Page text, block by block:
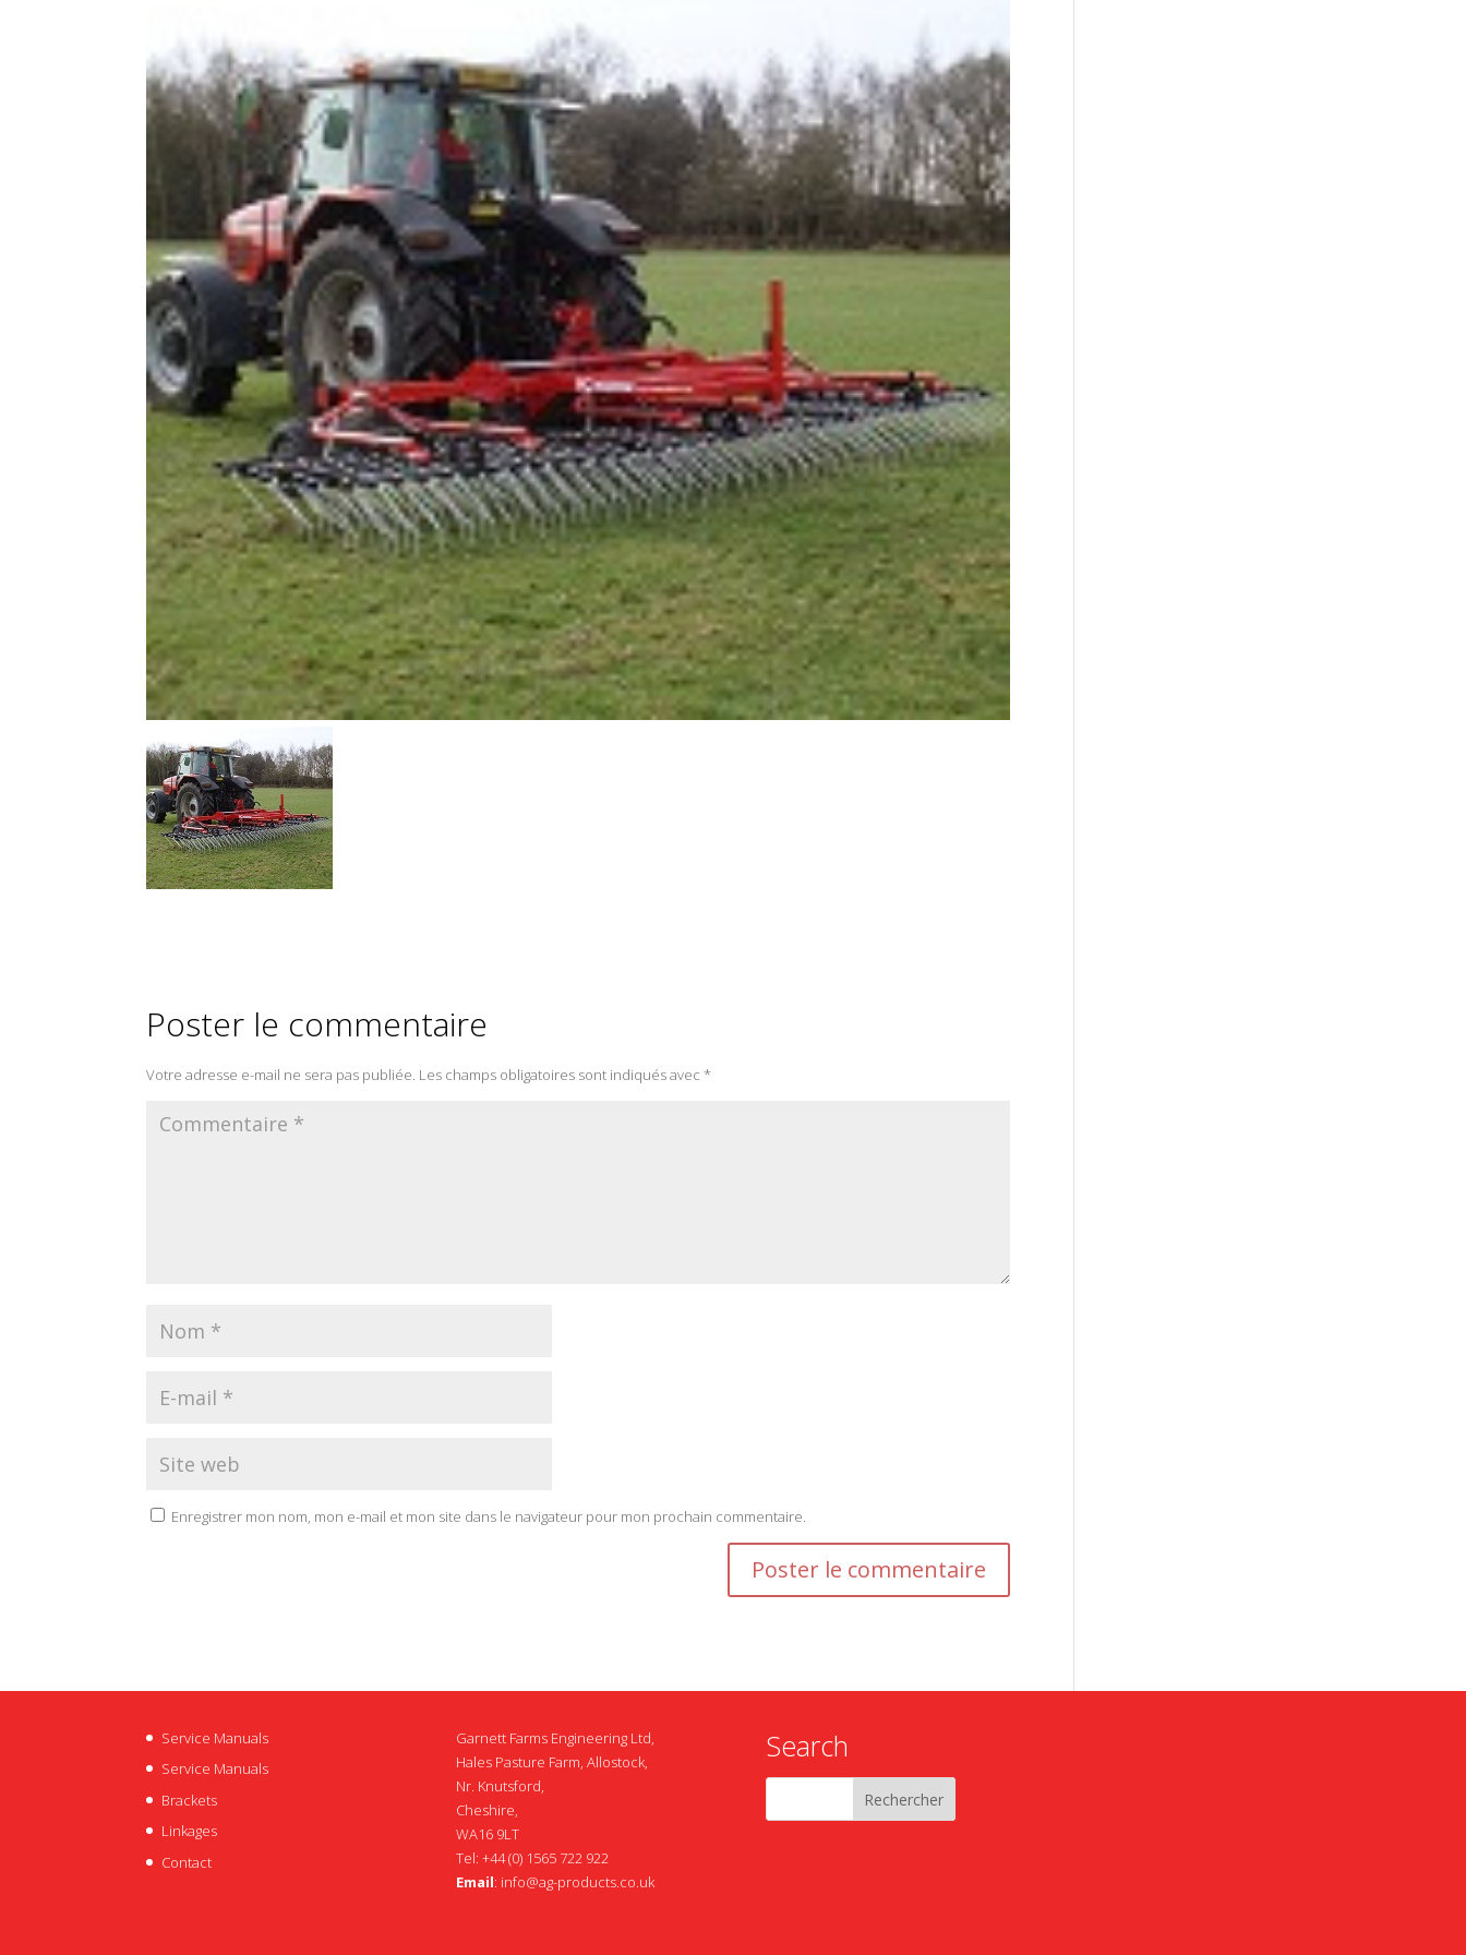
Poster le commentaire
Votre adresse e-mail ne sera pas publiée. Les champs obligatoires sont indiqués avec*
Enregistrer mon nom, mon e-mail et mon site dans le navigateur pour mon prochain commentaire.
Service Manuals
Service Manuals
Brackets
Linkages
Contact
Garnett Farms Engineering Ltd,
Hales Pasture Farm, Allostock,
Nr. Knutsford,
Cheshire,
WA16 9LT
Tel: +44 (0) 1565 722 922
Email: info@ag-products.co.uk
Search